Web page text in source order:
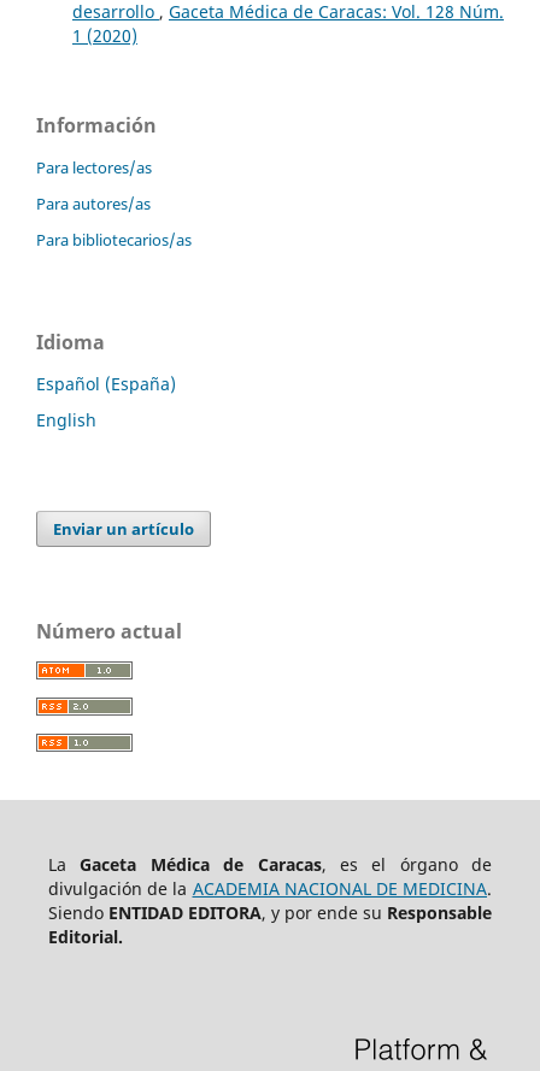
desarrollo , Gaceta Médica de Caracas: Vol. 128 Núm.
1 (2020)
Información
Para lectores/as
Para autores/as
Para bibliotecarios/as
Idioma
Español (España)
English
Enviar un artículo
Número actual
LaGaceta Médica de Caracas, es el órgano de
divulgación de la ACADEMIA NACIONAL DE MEDICINA.
Siendo ENTIDAD EDITORA, y por ende su Responsable
Editorial.